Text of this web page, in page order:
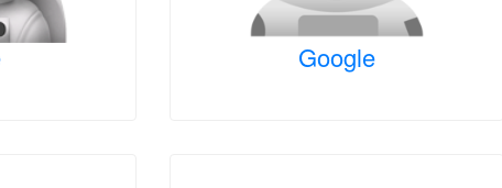
Google